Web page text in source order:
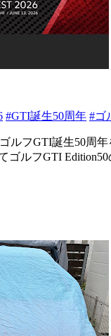
#GTI誕生50周年 #ゴ
ルフGTI誕生50周
ゴルフGTI